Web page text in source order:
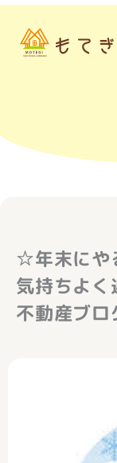
内
☆年末にや
気持ちよ
不動産ブ